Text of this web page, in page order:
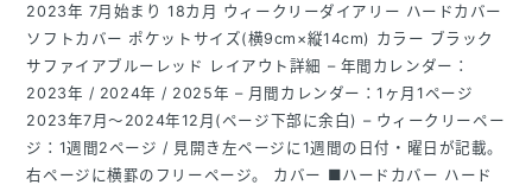
2023年 7月始まり 18カ月 ウィークリーダイアリー ハードカバー
ソフトカバー ポケットサイズ(横9cm×縦14cm) カラー ブラック
サファイアブルーレッド レイアウト詳細 – 年間カレンダー：
2023年 / 2024年 / 2025年 – 月間カレンダー：1ヶ月1ページ
2023年7月〜2024年12月(ページ下部に余白) – ウィークリーペー
ジ：1週間2ページ / 見開き左ページに1週間の日付・曜日が記載。
右ページに横罫のフリーページ。 カバー ■ハードカバー ハード